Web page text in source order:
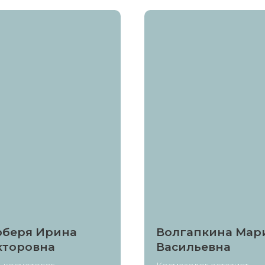
Ирина
Волгапкина
Васильевна